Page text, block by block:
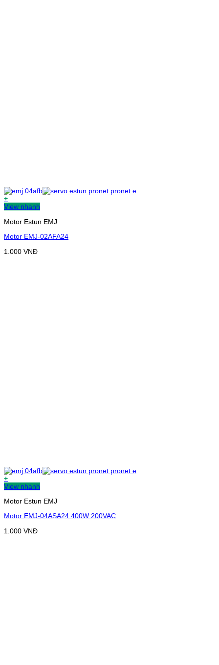
+
View nhanh
Motor Estun EMJ
Motor EMJ-02AFA24
1.000 VNĐ
+
View nhanh
Motor Estun EMJ
Motor EMJ-04ASA24 400W 200VAC
1.000 VNĐ